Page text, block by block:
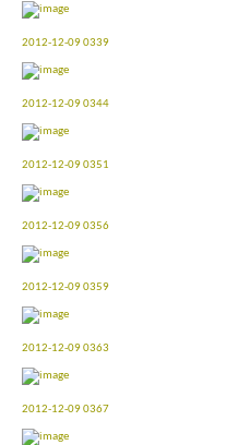
2012-12-09 0339
2012-12-09 0344
2012-12-09 0351
2012-12-09 0356
2012-12-09 0359
2012-12-09 0363
2012-12-09 0367